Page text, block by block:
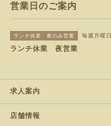
営業日のご案内
ランチ休業 夜のみ営業 毎週月曜日
ランチ休業 夜営業
求人案内
店舗情報